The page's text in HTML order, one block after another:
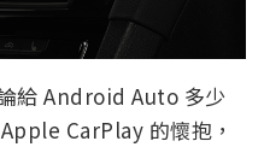
給 Android Auto 多少
CarPlay 的懷抱，